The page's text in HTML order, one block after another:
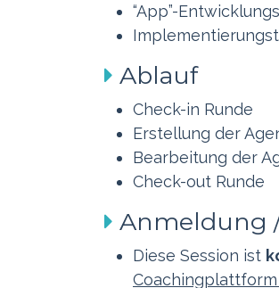
“App”-
Ablauf
Check-in Runde
Erstellung der
Bearbeitung der
Check-out Runde
Anmeldung
Diese Session ist
Coachingplattform